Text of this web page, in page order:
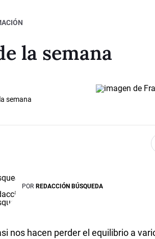
la semana
semana
POR REDACCIÓN BÚSQUEDA
nos hacen perder el equilibrio a